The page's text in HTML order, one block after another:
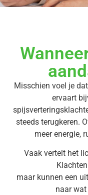
Misschien voel je
ervaart
steeds terugkeren.
meer energie,
Vaak vertelt het
maar kunnen een
naar